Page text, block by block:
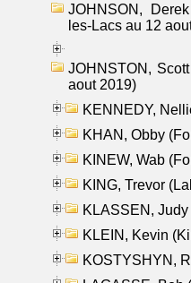
JOHNSON,
les-Lacs au 12
JOHNSTON,
aout 2019)
KENNEDY,
KHAN, Obby
KINEW, Wab
KING, Trevor
KLASSEN,
KLEIN, Kevin
KOSTYSHYN,